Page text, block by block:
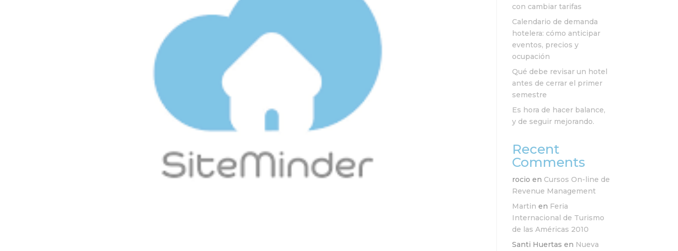
con cambiar tarifas
Calendario de demanda
hotelera: cómo anticipar
eventos, precios y
ocupación
Qué debe revisar un hotel
antes de cerrar el primer
semestre
Es hora de hacer balance,
y de seguir mejorando.
Recent
Comments
rocio en Cursos On-line de
Revenue Management
Martin en Feria
Internacional de Turismo
de las Américas 2010
Santi Huertas en Nueva